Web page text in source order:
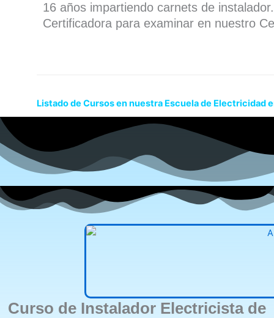
16 años impartiendo carnets de
Certificadora para examinar en nuestro
Listado de Cursos en nuestra Escuela de Electricidad
Curso de Instalador Electricista de